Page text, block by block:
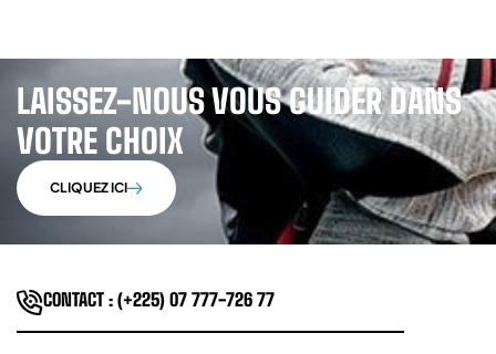
LAISSEZ-NOUS VOUS GUIDER DANS
VOTRE CHOIX
CLIQUEZ ICI
CONTACT : (+225) 07 777-726 77